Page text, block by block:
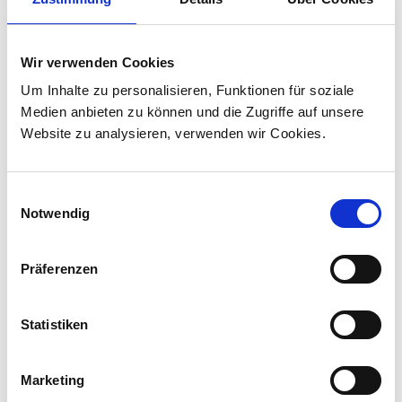
Wir verwenden Cookies
Um Inhalte zu personalisieren, Funktionen für soziale
Medien anbieten zu können und die Zugriffe auf unsere
Website zu analysieren, verwenden wir Cookies.
Notwendig
Präferenzen
Statistiken
Marketing
30.07.2026
Personenverkehr in Kanada
Stadler hat mit VIA Rail Canada einen Vertrag
über die Lieferung von 45 Hybridlokomotiven
unterzeichnet und sich damit den ersten